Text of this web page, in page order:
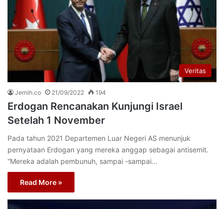
Veritas
Jernih.co 21/09/2022 194
Erdogan Rencanakan Kunjungi Israel
Setelah 1 November
Pada tahun 2021 Departemen Luar Negeri AS menunjuk
pernyataan Erdogan yang mereka anggap sebagai antisemit.
“Mereka adalah pembunuh, sampai -sampai…
Read More »